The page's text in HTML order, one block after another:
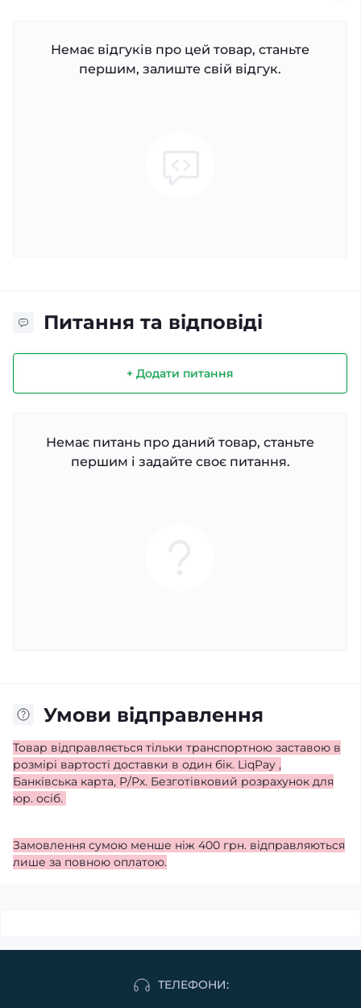
Немає відгуків про цей товар, станьте
першим, залиште свій відгук.
Питання та відповіді
+ Додати питання
Немає питань про даний товар, станьте
першим і задайте своє питання.
Умови відправлення
Товар відправляється тільки транспортною заставою в
розмірі вартості доставки в один бік. LiqPay ,
Банківська карта, Р/Рх. Безготівковий розрахунок для
юр. осіб.
Замовлення сумою менше ніж 400 грн. відправляються
лише за повною оплатою.
ТЕЛЕФОНИ: